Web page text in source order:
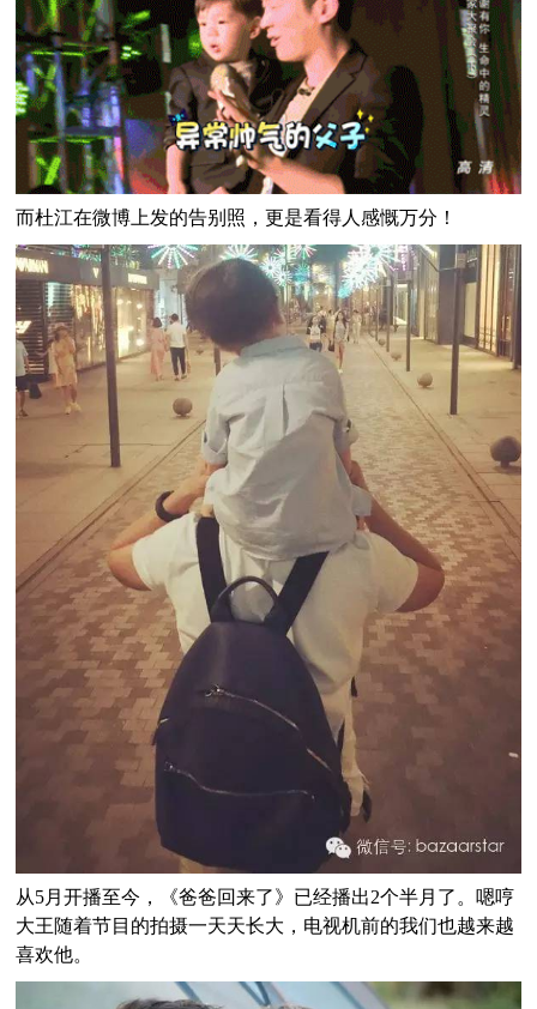
而杜江在微博上发的告别照，更是看得人感慨万分！
从5月开播至今，《爸爸回来了》已经播出2个半月了。嗯哼
大王随着节目的拍摄一天天长大，电视机前的我们也越来越
喜欢他。